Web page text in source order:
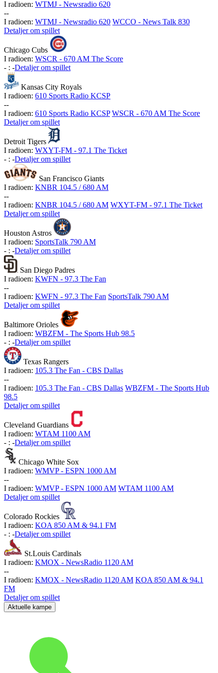
I radioen: WTMJ - Newsradio 620
--
I radioen: WTMJ - Newsradio 620 WCCO - News Talk 830
Detaljer om spillet
Chicago Cubs
I radioen: WSCR - 670 AM The Score
- : -Detaljer om spillet
Kansas City Royals
I radioen: 610 Sports Radio KCSP
--
I radioen: 610 Sports Radio KCSP WSCR - 670 AM The Score
Detaljer om spillet
Detroit Tigers
I radioen: WXYT-FM - 97.1 The Ticket
- : -Detaljer om spillet
San Francisco Giants
I radioen: KNBR 104.5 / 680 AM
--
I radioen: KNBR 104.5 / 680 AM WXYT-FM - 97.1 The Ticket
Detaljer om spillet
Houston Astros
I radioen: SportsTalk 790 AM
- : -Detaljer om spillet
San Diego Padres
I radioen: KWFN - 97.3 The Fan
--
I radioen: KWFN - 97.3 The Fan SportsTalk 790 AM
Detaljer om spillet
Baltimore Orioles
I radioen: WBZFM - The Sports Hub 98.5
- : -Detaljer om spillet
Texas Rangers
I radioen: 105.3 The Fan - CBS Dallas
--
I radioen: 105.3 The Fan - CBS Dallas WBZFM - The Sports Hub
98.5
Detaljer om spillet
Cleveland Guardians
I radioen: WTAM 1100 AM
- : -Detaljer om spillet
Chicago White Sox
I radioen: WMVP - ESPN 1000 AM
--
I radioen: WMVP - ESPN 1000 AM WTAM 1100 AM
Detaljer om spillet
Colorado Rockies
I radioen: KOA 850 AM & 94.1 FM
- : -Detaljer om spillet
St.Louis Cardinals
I radioen: KMOX - NewsRadio 1120 AM
--
I radioen: KMOX - NewsRadio 1120 AM KOA 850 AM & 94.1
FM
Detaljer om spillet
Aktuelle kampe